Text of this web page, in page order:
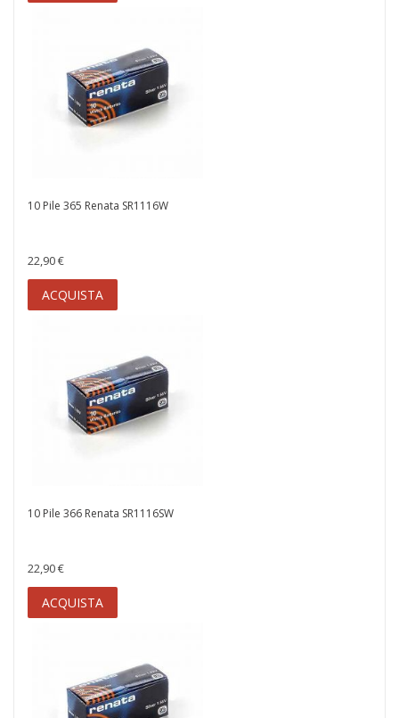
10 Pile 365 Renata SR1116W
22,90 €
ACQUISTA
10 Pile 366 Renata SR1116SW
22,90 €
ACQUISTA